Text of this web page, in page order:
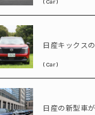
( Car )
( Car )